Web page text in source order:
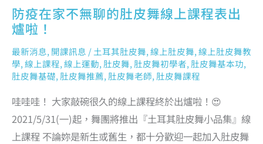
防疫在家不無聊的肚皮舞線上課程表出
爐啦！
最新消息, 開課訊息 /土耳其肚皮舞,線上肚皮舞,線上肚皮舞教
學,線上課程,線上運動, 肚皮舞, 肚皮舞初學者, 肚皮舞基本功,
肚皮舞基礎, 肚皮舞推薦, 肚皮舞老師, 肚皮舞課程
哇哇哇！ 大家敲碗很久的線上課程終於出爐啦！😍
2021/5/31(一)起，舞團將推出『土耳其肚皮舞小品集』線
上課程 不論妳是新生或舊生，都十分歡迎一起加入肚皮舞